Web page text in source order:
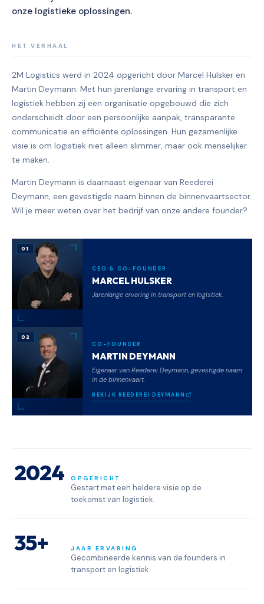
onze logistieke oplossingen.
HET VERHAAL
2M Logistics werd in 2024 opgericht door Marcel Hulsker en
Martin Deymann. Met hun jarenlange ervaring in transport en
logistiek hebben zij een organisatie opgebouwd die zich
onderscheidt door een persoonlijke aanpak, transparante
communicatie en efficiënte oplossingen. Hun gezamenlijke
visie is om logistiek niet alleen slimmer, maar ook menselijker
te maken.
Martin Deymann is daarnaast eigenaar van Reederei
Deymann, een gevestigde naam binnen de binnenvaartsector.
Wil je meer weten over het bedrijf van onze andere founder?
01
CEO & CO-FOUNDER
MARCEL HULSKER
Jarenlange ervaring in transport en logistiek.
02
CO-FOUNDER
MARTIN DEYMANN
Eigenaar van Reederei Deymann, gevestigde naam
in de binnenvaart.
BEKIJK REEDEREI DEYMANN
2024 OPGERICHT
Gestart met een heldere visie op de
toekomst van logistiek.
35+ JAAR ERVARING
Gecombineerde kennis van de founders in
transport en logistiek.